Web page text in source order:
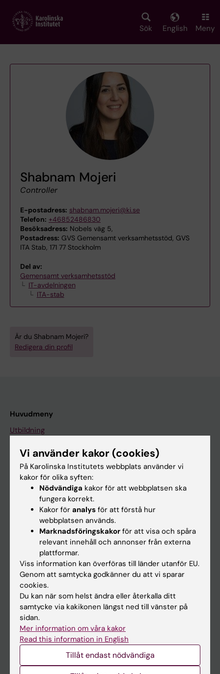
main
Sök English Meny
Shabnam Mojeri
Controller
E-postadress: shabnam.mojeri@ki.se
Telefon: +46852486830
Besöksadress: Nobels väg 5,
Postadress: GVS Gemensamt verksamhetsstöd, GVS
ITA Stab, 171 77 Stockholm
Del av:
Gemensamt verksamhetsstöd
IT-avdelningen
ITA-stab
Är du Shabnam Mojeri?
Redigera din profil
Huvudmeny
Utbildning
Forskarutbildning
Forskning
Om KI
På gång
Nyheter
Kalender
Student
Ladok
Canvas
Schema
Studentmejlen
Kurs- och programwebbar
Student på KI
Vi använder kakor (cookies)
På Karolinska Institutets webbplats använder vi
kakor för olika syften:
Nödvändiga kakor för att webbplatsen ska
fungera korrekt.
Kakor för analys för att förstå hur
webbplatsen används.
Marknadsföringskakor för att visa och spåra
relevant innehåll och annonser från externa
plattformar.
Viss information kan överföras till länder utanför EU.
Genom att samtycka godkänner du att vi sparar
cookies.
Du kan när som helst ändra eller återkalla ditt
samtycke via kakikonen längst ned till vänster på
sidan.
Mer information om våra kakor
Read this information in English
Tillåt endast nödvändiga